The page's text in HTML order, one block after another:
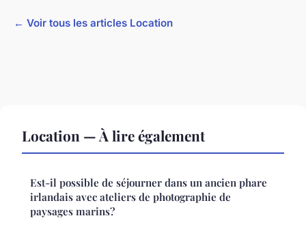
← Voir tous les articles Location
Location — À lire également
Est-il possible de séjourner dans un ancien phare
irlandais avec ateliers de photographie de
paysages marins?